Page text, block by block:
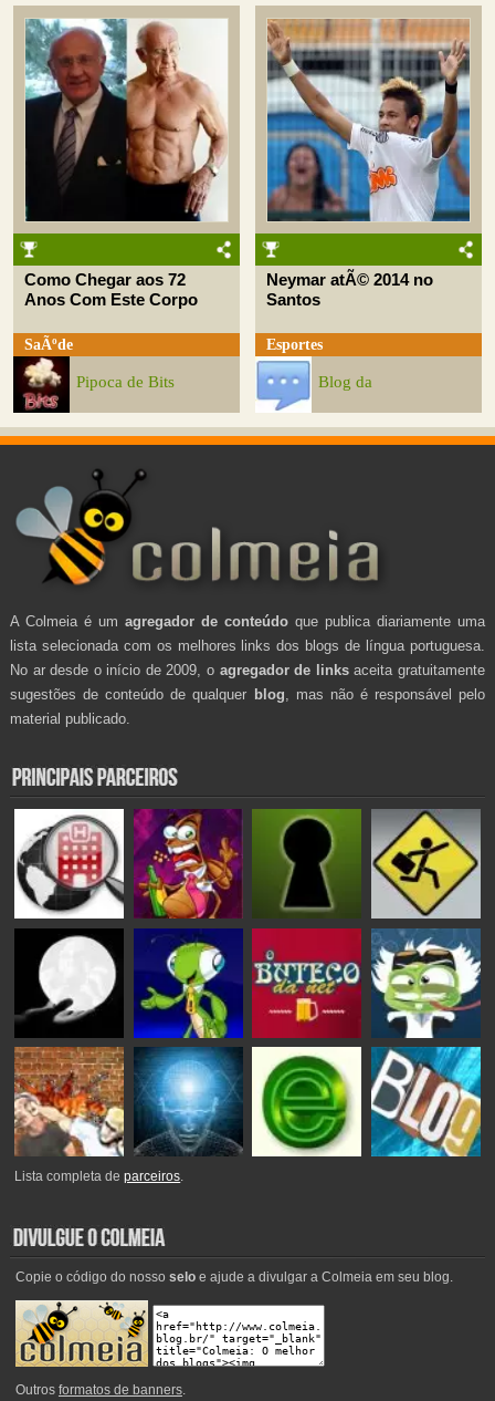
Como Chegar aos 72
Anos Com Este Corpo
SaÃºde
Pipoca de Bits
Neymar atÃ© 2014 no
Santos
Esportes
Blog da
A Colmeia é um agregador de conteúdo que publica diariamente uma
lista selecionada com os melhores links dos blogs de língua portuguesa.
No ar desde o início de 2009, o agregador de linksaceita gratuitamente
sugestões de conteúdo de qualquer blog , mas não é responsável pelo
material publicado.
Lista completa deparceiros.
Copie o código do nosso seloe ajude a divulgar a Colmeia em seu blog.
Outros formatos de banners.